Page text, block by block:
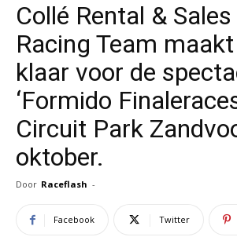
Collé Rental &
Racing Team
klaar voor de
‘Formido
Circuit Park
oktober.
Door Raceflash -
Facebook Twitter